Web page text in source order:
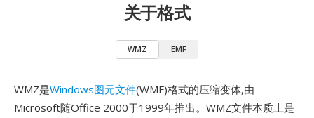
关于格式
WMZ EMF
WMZ是Windows图元文件(WMF)格式的压缩变体,由
Microsoft随Office 2000于1999年推出。WMZ文件本质上是